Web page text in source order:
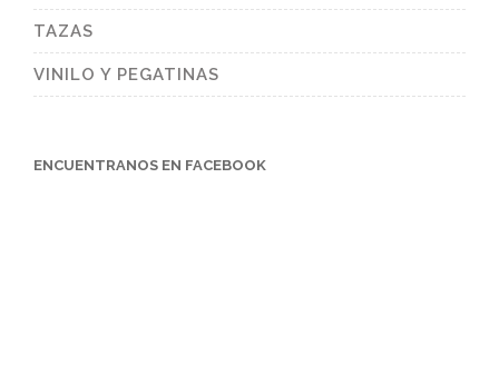
TAZAS
VINILO Y PEGATINAS
ENCUENTRANOS EN FACEBOOK